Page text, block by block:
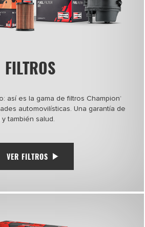
FILTROS
así es la gama de filtros Champion®
automovilísticas. Una garantía de
también salud.
VER FILTROS